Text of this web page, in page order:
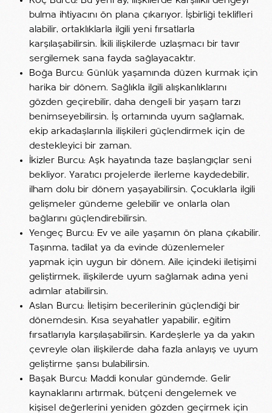
bulma ihtiyacını ön plana çıkarıyor. İşbirliği teklifleri
alabilir, ortaklıklarla ilgili yeni fırsatlarla
karşılaşabilirsin. İkili ilişkilerde uzlaşmacı bir tavır
sergilemek sana fayda sağlayacaktır.
Boğa Burcu: Günlük yaşamında düzen kurmak için
harika bir dönem. Sağlıkla ilgili alışkanlıklarını
gözden geçirebilir, daha dengeli bir yaşam tarzı
benimseyebilirsin. İş ortamında uyum sağlamak,
ekip arkadaşlarınla ilişkileri güçlendirmek için de
destekleyici bir zaman.
İkizler Burcu: Aşk hayatında taze başlangıçlar seni
bekliyor. Yaratıcı projelerde ilerleme kaydedebilir,
ilham dolu bir dönem yaşayabilirsin. Çocuklarla ilgili
gelişmeler gündeme gelebilir ve onlarla olan
bağlarını güçlendirebilirsin.
Yengeç Burcu: Ev ve aile yaşamın ön plana çıkabilir.
Taşınma, tadilat ya da evinde düzenlemeler
yapmak için uygun bir dönem. Aile içindeki iletişimi
geliştirmek, ilişkilerde uyum sağlamak adına yeni
adımlar atabilirsin.
Aslan Burcu: İletişim becerilerinin güçlendiği bir
dönemdesin. Kısa seyahatler yapabilir, eğitim
fırsatlarıyla karşılaşabilirsin. Kardeşlerle ya da yakın
çevreyle olan ilişkilerde daha fazla anlayış ve uyum
geliştirme şansı bulabilirsin.
Başak Burcu: Maddi konular gündemde. Gelir
kaynaklarını artırmak, bütçeni dengelemek ve
kişisel değerlerini yeniden gözden geçirmek için